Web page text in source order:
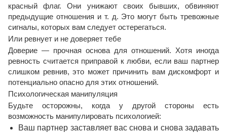
красный флаг. Они унижают своих бывших, обвиняют
предыдущие отношения и т. д. Это могут быть тревожные
сигналы, которых вам следует остерегаться.
Или ревнует и не доверяет тебе
Доверие — прочная основа для отношений. Хотя иногда
ревность считается приправой к любви, если ваш партнер
слишком ревнив, это может причинить вам дискомфорт и
потенциально опасно для этих отношений.
Психологическая манипуляция
Будьте осторожны, когда у другой стороны есть
возможность манипулировать психологией:
Ваш партнер заставляет вас снова и снова задавать